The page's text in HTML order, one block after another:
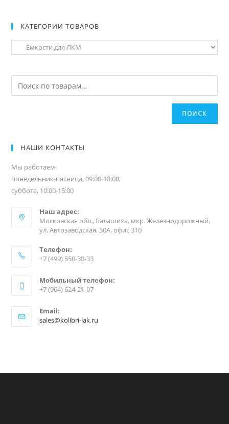
КАТЕГОРИИ ТОВАРОВ
ПОИСК
НАШИ КОНТАКТЫ
Мы работаем:
понедельник-пятница, 09:00-18:00;
суббота, 10:00-15:00
Наш адрес:
Московская обл., Балашиха, мкр. Железнодорожный,
ул. Автозаводская, 50А, офис 310
Телефон:
+7 (499) 550-30-33
Мобильный телефон:
+7 (964) 624-21-07
Email:
sales@kolibri-lak.ru